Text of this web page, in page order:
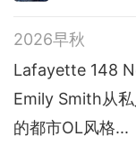
2026早秋
Lafayette 148
Emily Smith从
的都市OL风格...